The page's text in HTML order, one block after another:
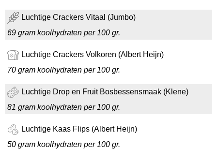
Luchtige Crackers Vitaal (Jumbo)
69 gram koolhydraten per 100 gr.
Luchtige Crackers Volkoren (Albert Heijn)
70 gram koolhydraten per 100 gr.
Luchtige Drop en Fruit Bosbessensmaak (Klene)
81 gram koolhydraten per 100 gr.
Luchtige Kaas Flips (Albert Heijn)
50 gram koolhydraten per 100 gr.